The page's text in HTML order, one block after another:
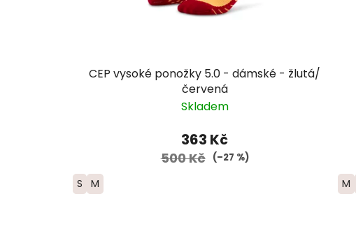
CEP vysoké ponožky 5.0 - dámské - žlutá/
červená
Skladem
363 Kč
500 Kč (–27 %)
S M M